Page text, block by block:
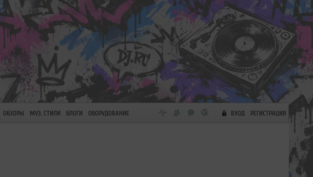
ОБЗОРЫ МУЗ. СТИЛИ БЛОГИ ОБОРУДОВАНИЕ ВХОД РЕГИСТРАЦИЯ